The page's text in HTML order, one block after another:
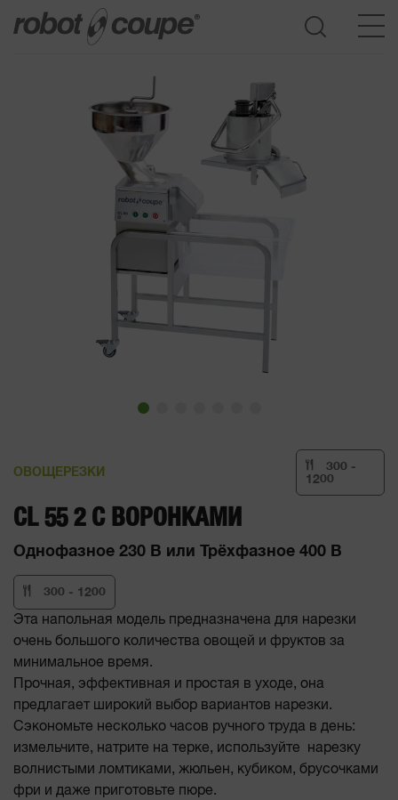
ОВОЩЕРЕЗКИ
300 -
1200
CL 55 2 С ВОРОНКАМИ
Однофазное 230 В или Трёхфазное 400 В
300 - 1200
Эта напольная модель предназначена для нарезки
очень большого количества овощей и фруктов за
минимальное время.
Прочная, эффективная и простая в уходе, она
предлагает широкий выбор вариантов нарезки.
Сэкономьте несколько часов ручного труда в день:
измельчите, натрите на терке, используйте нарезку
волнистыми ломтиками, жюльен, кубиком, брусочками
фри и даже приготовьте пюре.
Доступ к Руководству по выбору